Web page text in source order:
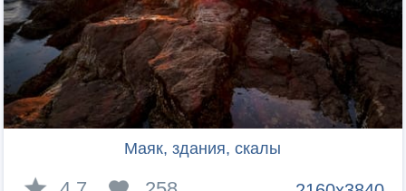
Маяк, здания, скалы